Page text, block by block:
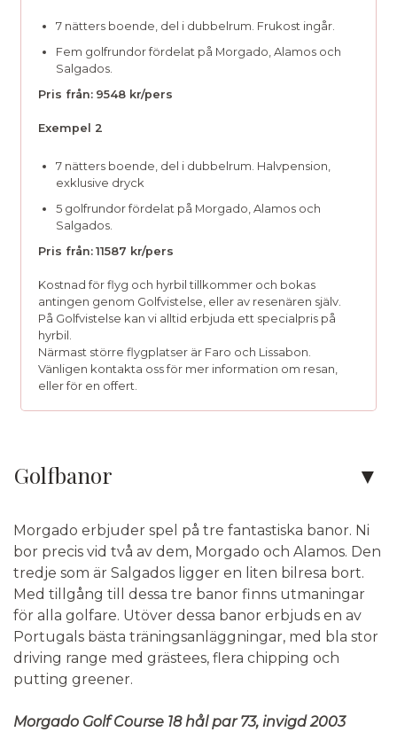
7 nätters boende, del i dubbelrum. Frukost ingår.
Fem golfrundor fördelat på Morgado, Alamos och
Salgados.
Pris från: 9548 kr/pers
Exempel 2
7 nätters boende, del i dubbelrum. Halvpension,
exklusive dryck
5 golfrundor fördelat på Morgado, Alamos och
Salgados.
Pris från: 11587 kr/pers
Kostnad för flyg och hyrbil tillkommer och bokas
antingen genom Golfvistelse, eller av resenären själv.
På Golfvistelse kan vi alltid erbjuda ett specialpris på
hyrbil.
Närmast större flygplatser är Faro och Lissabon.
Vänligen kontakta oss för mer information om resan,
eller för en offert.
E-post: info@golfvistelse.se
Facebook:
Golfvistelse
Instagram: Golfvistelse
Adress:
Golfvistelse
Golfbanor
Morgado erbjuder spel på tre fantastiska banor. Ni
bor precis vid två av dem, Morgado och Alamos. Den
tredje som är Salgados ligger en liten bilresa bort.
Med tillgång till dessa tre banor finns utmaningar
för alla golfare. Utöver dessa banor erbjuds en av
Portugals bästa träningsanläggningar, med bla stor
driving range med grästees, flera chipping och
putting greener.
Morgado Golf Course 18 hål par 73, invigd 2003